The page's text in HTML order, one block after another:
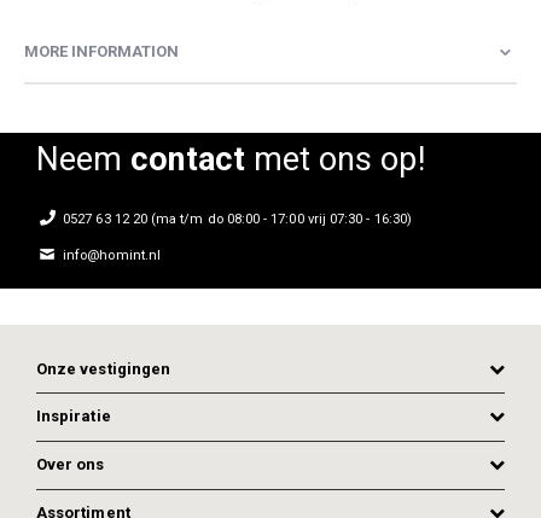
MORE INFORMATION
Neem contactmet ons op!
0527 63 12 20 (ma t/m do 08:00 - 17:00 vrij 07:30 - 16:30)
info@homint.nl
Onze vestigingen
Inspiratie
Over ons
Assortiment